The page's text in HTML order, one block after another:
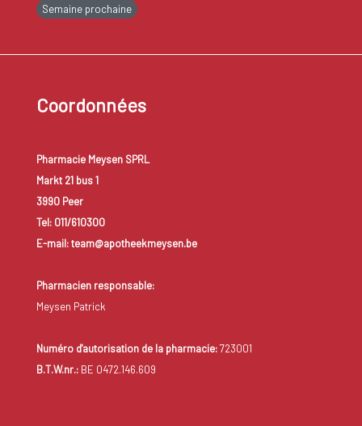
Semaine prochaine
Coordonnées
Pharmacie Meysen SPRL
Markt 21 bus 1
3990 Peer
Tel: 011/610300
E-mail: team@apotheekmeysen.be
Pharmacien responsable:
Meysen Patrick
Numéro d'autorisation de la pharmacie:723001
B.T.W.nr.:BE 0472.146.609